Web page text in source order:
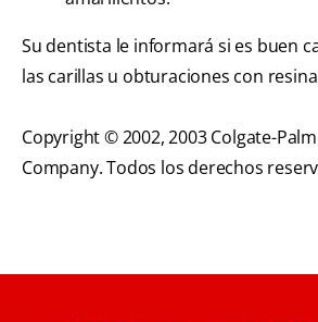
Su dentista le informará si es buen
las carillas u obturaciones con
Copyright © 2002, 2003 Colgate-
Company. Todos los derechos